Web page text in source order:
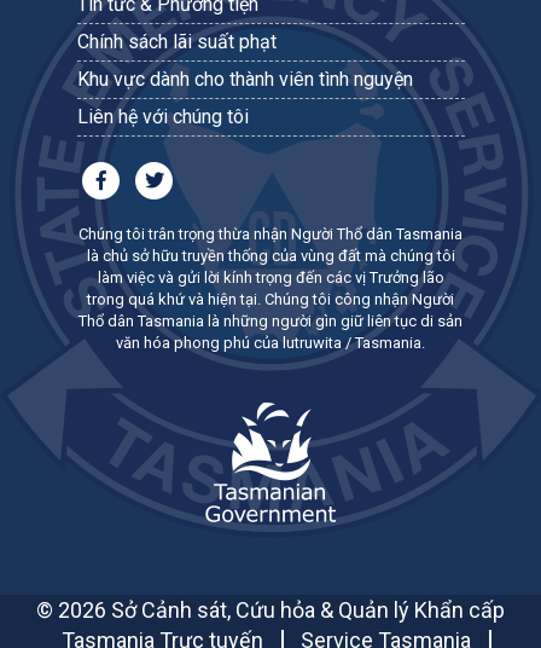
Tin tức & Phương tiện
Chính sách lãi suất phạt
Khu vực dành cho thành viên tình nguyện
Liên hệ với chúng tôi
Chúng tôi trân trọng thừa nhận Người Thổ dân Tasmania
là chủ sở hữu truyền thống của vùng đất mà chúng tôi
làm việc và gửi lời kính trọng đến các vị Trưởng lão
trong quá khứ và hiện tại. Chúng tôi công nhận Người
Thổ dân Tasmania là những người gìn giữ liên tục di sản
văn hóa phong phú của lutruwita / Tasmania.
© 2026 Sở Cảnh sát, Cứu hỏa & Quản lý Khẩn cấp
Tasmania Trực tuyến
Service Tasmania